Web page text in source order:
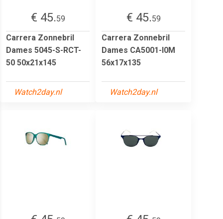
€ 45.59
Carrera Zonnebril
Dames 5045-S-RCT-
50 50x21x145
Watch2day.nl
€ 45.59
Carrera Zonnebril
Dames CA5001-I0M
56x17x135
Watch2day.nl